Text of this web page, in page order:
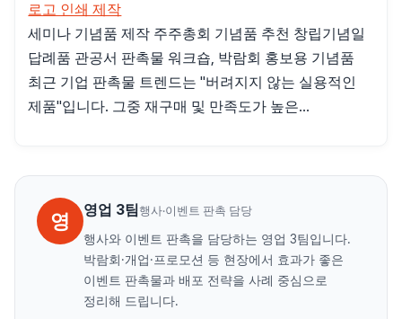
로고 인쇄 제작
세미나 기념품 제작 주주총회 기념품 추천 창립기념일
답례품 관공서 판촉물 워크숍, 박람회 홍보용 기념품
최근 기업 판촉물 트렌드는 "버려지지 않는 실용적인
제품"입니다. 그중 재구매 및 만족도가 높은...
영 영업 3팀행사·이벤트 판촉 담당
행사와 이벤트 판촉을 담당하는 영업 3팀입니다.
박람회·개업·프로모션 등 현장에서 효과가 좋은
이벤트 판촉물과 배포 전략을 사례 중심으로
정리해 드립니다.